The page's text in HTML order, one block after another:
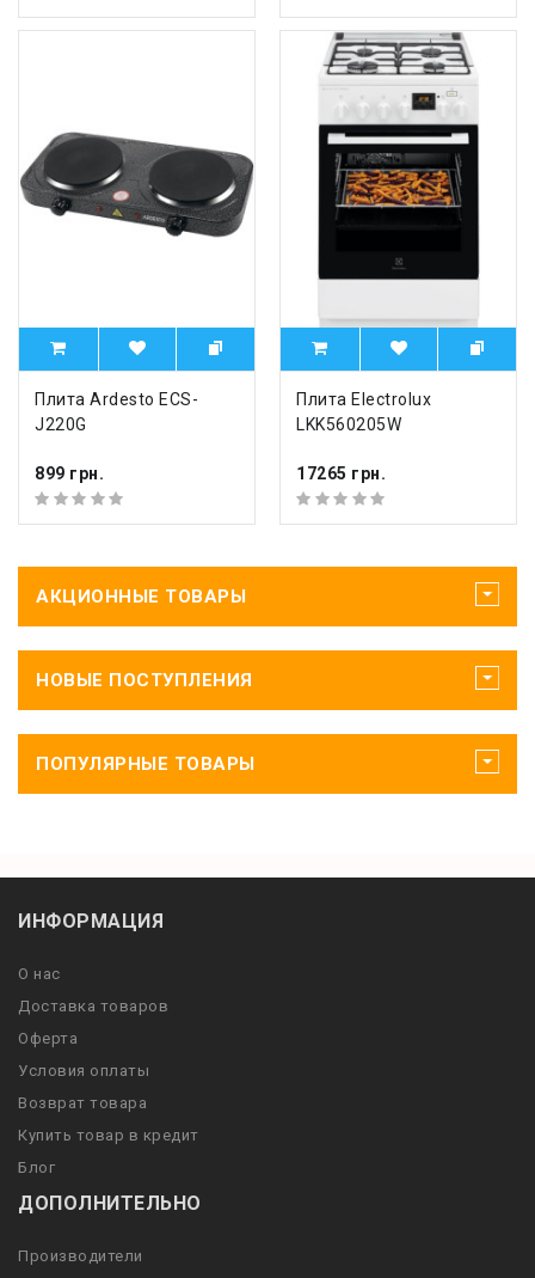
Плита Ardesto ECS-
J220G
899 грн.
Плита Electrolux
LKK560205W
17265 грн.
АКЦИОННЫЕ ТОВАРЫ
НОВЫЕ ПОСТУПЛЕНИЯ
ПОПУЛЯРНЫЕ ТОВАРЫ
ИНФОРМАЦИЯ
О нас
Доставка товаров
Оферта
Условия оплаты
Возврат товара
Купить товар в кредит
Блог
ДОПОЛНИТЕЛЬНО
Производители